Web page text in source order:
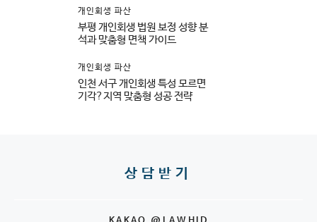
개인회생 파산
부평 개인회생 법원 보정 성향 분
석과 맞춤형 면책 가이드
개인회생 파산
인천 서구 개인회생 특성 모르면
기각?지역 맞춤형 성공 전략
상담받기